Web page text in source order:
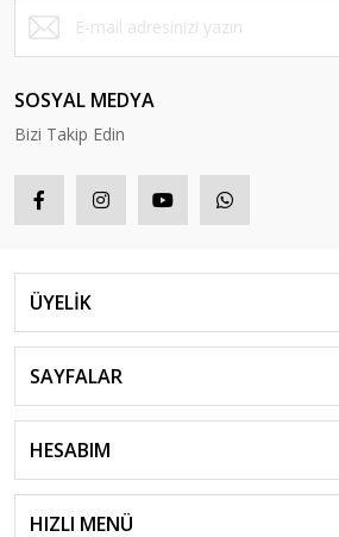
SOSYAL MEDYA
Bizi Takip Edin
ÜYELİK
SAYFALAR
HESABIM
HIZLI MENÜ